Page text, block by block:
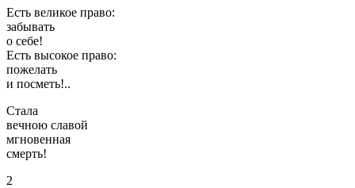
Есть великое право:
забывать
о себе!
Есть высокое право:
пожелать
и посметь!..
Стала
вечною славой
мгновенная
смерть!
2